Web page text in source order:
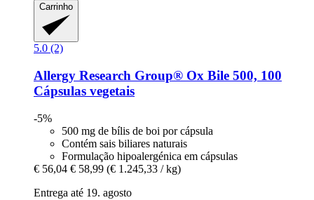
Carrinho
5.0 (2)
Allergy Research Group® Ox Bile 500, 100
Cápsulas vegetais
-5%
500 mg de bílis de boi por cápsula
Contém sais biliares naturais
Formulação hipoalergénica em cápsulas
€ 56,04 € 58,99 (€ 1.245,33 / kg)
Entrega até 19. agosto